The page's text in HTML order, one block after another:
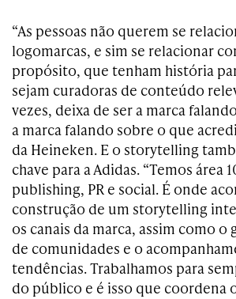
“As pessoas não querem se
logomarcas, e sim se relacionar
propósito, que tenham história
sejam curadoras de conteúdo
vezes, deixa de ser a marca
a marca falando sobre o que
da Heineken. E o storytelling
chave para a Adidas. “Temos área
publishing, PR e social. É onde
construção de um storytelling
os canais da marca, assim como
de comunidades e o
tendências. Trabalhamos para
do público e é isso que coordena